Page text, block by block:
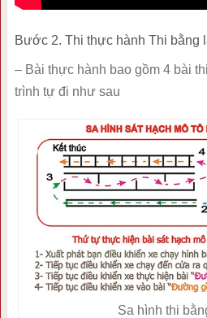
Bước 2. Thi thực hành Thi bằng
– Bài thực hành bao gồm 4 bài
trình tự đi như sau
Sa hình thi